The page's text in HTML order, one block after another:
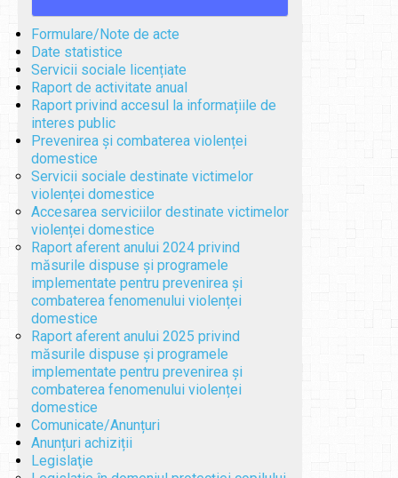
Formulare/Note de acte
Date statistice
Servicii sociale licențiate
Raport de activitate anual
Raport privind accesul la informațiile de
interes public
Prevenirea și combaterea violenței
domestice
Servicii sociale destinate victimelor
violenței domestice
Accesarea serviciilor destinate victimelor
violenței domestice
Raport aferent anului 2024 privind
măsurile dispuse și programele
implementate pentru prevenirea și
combaterea fenomenului violenței
domestice
Raport aferent anului 2025 privind
măsurile dispuse și programele
implementate pentru prevenirea și
combaterea fenomenului violenței
domestice
Comunicate/Anunțuri
Anunțuri achiziții
Legislaţie